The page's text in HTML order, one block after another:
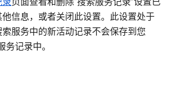
信息，或者关闭此设置。此设置处于
服务中的新活动记录不会保存到您
务记录中。